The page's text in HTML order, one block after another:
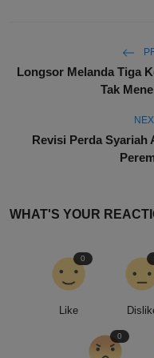
Longsor Melanda Tiga
Tak
Revisi Perda Syariah
WHAT'S YOUR
Like
0
0